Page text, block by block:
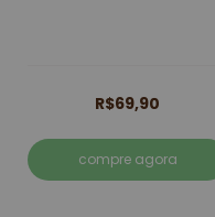
R$69,90
compre agora